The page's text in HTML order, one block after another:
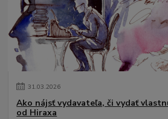
31.03.2026
Ako nájsť vydavateľa, či vydať
od Hiraxa